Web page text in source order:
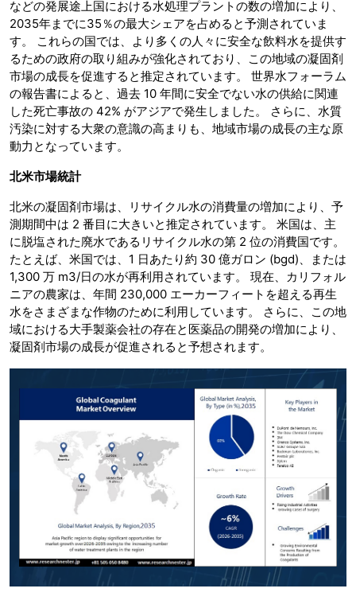
などの発展途上国における水処理プラントの数の増加により、
2035年までに35％の最大シェアを占めると予測されていま
す。 これらの国では、より多くの人々に安全な飲料水を提供す
るための政府の取り組みが強化されており、この地域の凝固剤
市場の成長を促進すると推定されています。 世界水フォーラム
の報告書によると、過去 10 年間に安全でない水の供給に関連
した死亡事故の 42% がアジアで発生しました。 さらに、水質
汚染に対する大衆の意識の高まりも、地域市場の成長の主な原
動力となっています。
北米市場統計
北米の凝固剤市場は、リサイクル水の消費量の増加により、予
測期間中は 2 番目に大きいと推定されています。 米国は、主
に脱塩された廃水であるリサイクル水の第 2 位の消費国です。
たとえば、米国では、1 日あたり約 30 億ガロン (bgd)、または
1,300 万 m3/日の水が再利用されています。 現在、カリフォル
ニアの農家は、年間 230,000 エーカーフィートを超える再生
水をさまざまな作物のために利用しています。 さらに、この地
域における大手製薬会社の存在と医薬品の開発の増加により、
凝固剤市場の成長が促進されると予想されます。